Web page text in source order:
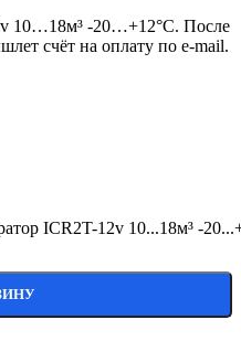
10…18м³ -20…+12°C. После
счёт на оплату по e-mail.
ICR2T-12v 10...18м³ -